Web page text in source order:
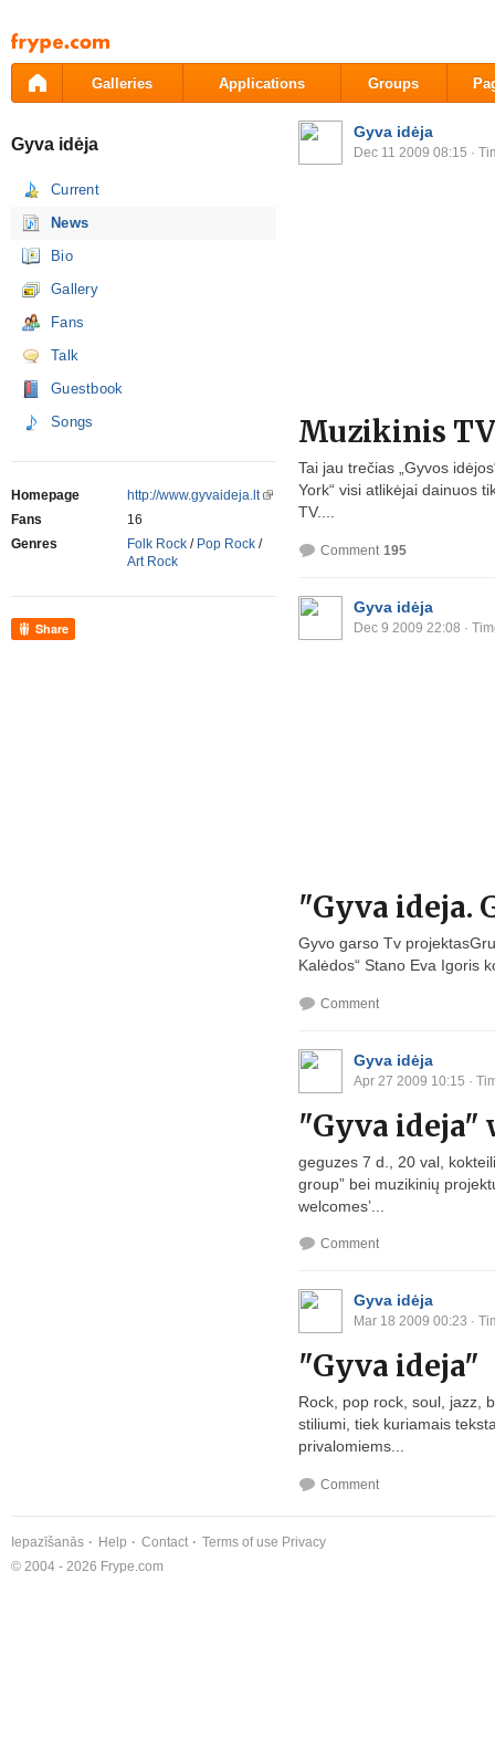
Pāriet
uz
saturu
Galleries Applications Groups
Gyva idėja
Current
News
Bio
Gallery
Fans
Talk
Guestbook
Songs
Homepage
http://www.gyvaideja.lt
Fans
16
Genres
Folk Rock / Pop Rock /
Art Rock
Share
Gyva idėja
Dec 11 2009 08:15 ·
Muzikinis
Tai jau trečias „Gyvos
York“ visi atlikėjai dainuos
TV....
Comment 195
Gyva idėja
Dec 9 2009 22:08 ·
"Gyva ideja.
Gyvo garso Tv
Kalėdos“ Stano Eva Igoris
Comment
Gyva idėja
Apr 27 2009 10:15 ·
"Gyva ideja"
geguzes 7 d., 20 val,
group” bei muzikinių
welcomes’...
Comment
Gyva idėja
Mar 18 2009 00:23 ·
"Gyva ideja"
Rock, pop rock, soul, jazz,
stiliumi, tiek kuriamais
privalomiems...
Comment
Iepazīšanās Help Contact Terms of use Privacy
© 2004 - 2026 Frype.com